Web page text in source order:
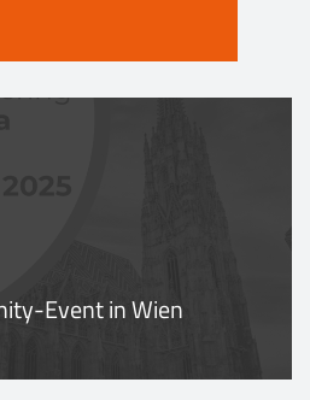
Event in Wien